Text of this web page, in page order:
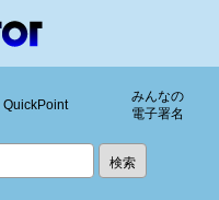
QuickPoint
みんなの
電子署名